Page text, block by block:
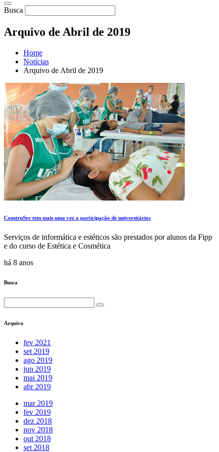
Busca
Arquivo de Abril de 2019
Home
Notícias
Arquivo de Abril de 2019
ConstruSer tem mais uma vez a participação de universitários
Serviços de informática e estéticos são prestados por alunos da Fipp
e do curso de Estética e Cosmética
há 8 anos
Busca
Arquivo
fev 2021
set 2019
ago 2019
jun 2019
mai 2019
abr 2019
mar 2019
fev 2019
dez 2018
nov 2018
out 2018
set 2018